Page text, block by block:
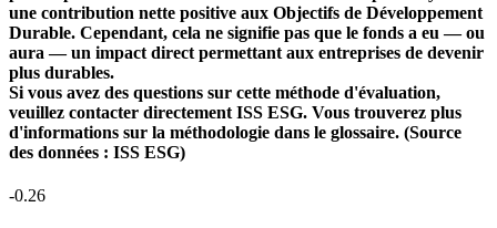
une contribution nette positive aux Objectifs de Développement
Durable. Cependant, cela ne signifie pas que le fonds a eu — ou
aura — un impact direct permettant aux entreprises de devenir
plus durables.
Si vous avez des questions sur cette méthode d'évaluation,
veuillez contacter directement ISS ESG. Vous trouverez plus
d'informations sur la méthodologie dans le glossaire. (Source
des données : ISS ESG)
-0.26